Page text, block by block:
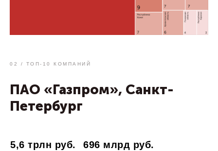
02 / ТОП-10 КОМПАНИЙ
ПАО «Газпром», Санкт-
Петербург
5,6 трлн руб. 696 млрд руб.